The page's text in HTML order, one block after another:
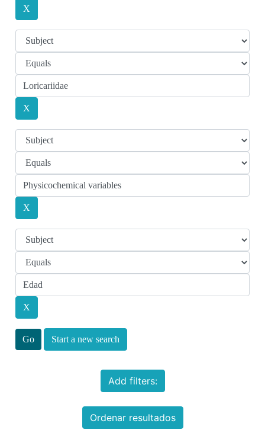
Start a new search
Add filters:
Ordenar resultados